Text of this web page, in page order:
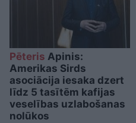
Pēteris Apinis:
Amerikas Sirds
asociācija iesaka dzert
līdz 5 tasītēm kafijas
veselības uzlabošanas
nolūkos